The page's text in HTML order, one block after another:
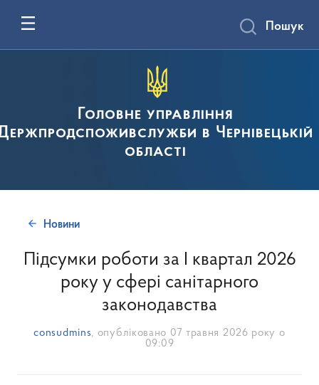
Головне управління
в Чернівецькій
області
Пошук
Новини
Підсумки роботи за І квартал 2026
року у сфері санітарного
законодавства
consudmins, опубліковано 07 травня 2026 року о
09:09